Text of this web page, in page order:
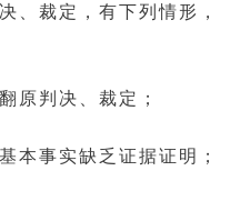
、裁定，有下列情形，
原判决、裁定；
本事实缺乏证据证明；